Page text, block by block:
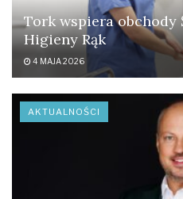
Tork wspiera obchody
Higieny Rąk
4 MAJA 2026
AKTUALNOŚCI